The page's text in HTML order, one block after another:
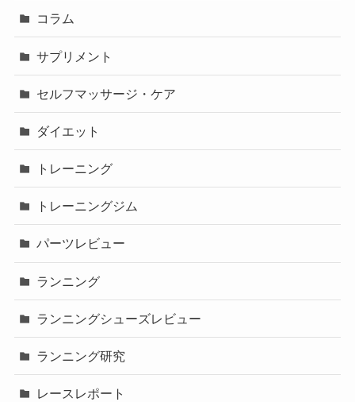
コラム
サプリメント
セルフマッサージ・ケア
ダイエット
トレーニング
トレーニングジム
パーツレビュー
ランニング
ランニングシューズレビュー
ランニング研究
レースレポート